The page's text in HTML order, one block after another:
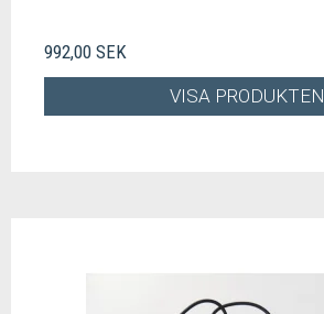
992,00 SEK
VISA PRODUKTEN